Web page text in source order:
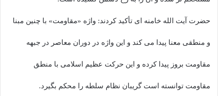
حضرت آیت الله خامنه ای تأکید کردند: واژه «مقاومت» با چنین مبنا
و منطقی معنا پیدا می کند و این واژه در دوران معاصر در جبهه
مقاومت بروز پیدا کرده و این حرکت عظیم اسلامی با منطق
مقاومت توانسته است گریبان نظام سلطه را محکم بگیرد.